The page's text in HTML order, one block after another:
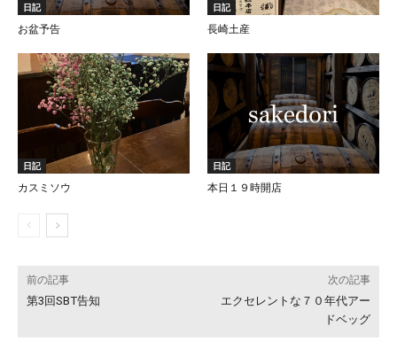
日記
お盆予告
日記
長崎土産
日記
カスミソウ
日記
本日１９時開店
前の記事
第3回SBT告知
次の記事
エクセレントな７０年代アー
ドベッグ